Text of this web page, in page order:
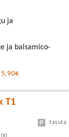
ja
ja balsamico-
5,90€
T1
tasuta